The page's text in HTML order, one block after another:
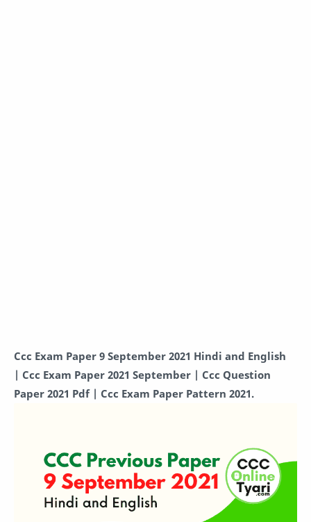
Ccc Exam Paper 9 September 2021 Hindi and English
| Ccc Exam Paper 2021 September | Ccc Question
Paper 2021 Pdf | Ccc Exam Paper Pattern 2021.